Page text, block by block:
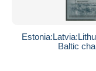
Baltic